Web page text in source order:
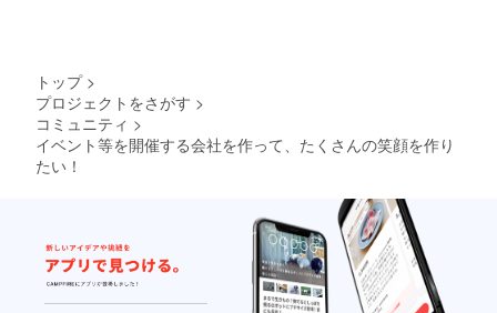
トップ >
プロジェクトをさがす >
コミュニティ >
イベント等を開催する会社を作って、たくさんの笑顔を作り
たい！